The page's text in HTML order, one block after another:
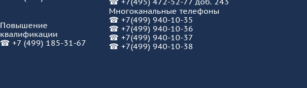
Многоканальные телефоны
☎ +7(499) 940-10-35
☎ +7(499) 940-10-36
☎ +7(499) 940-10-37
☎ +7(499) 940-10-38
Повышение
квалификации
☎ +7 (499) 185-31-67